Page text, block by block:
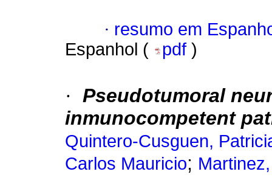
· resumo em
Espanhol (
pdf )
· Pseudotumoral
inmunocompetent
Quintero-Cusguen,
Carlos Mauricio;